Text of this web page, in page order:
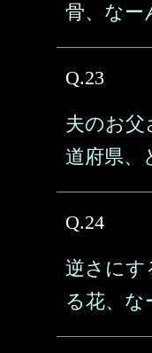
骨、なー
Q.23
夫のお父
道府県、
Q.24
逆さにす
る花、な